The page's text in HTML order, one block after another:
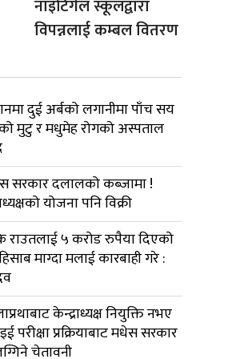
नाइटिंगेल स्कूलद्वारा
विपन्नलाई कम्बल वितरण
दुई अर्बको लगानीमा पाँच सय
मुटु र मधुमेह रोगको अस्पताल
सरकार दलालको कब्जामा !
योजना पनि विक्री
राउतलाई ५ करोड रुपैया दिएको
माग्दा मलाई कारबाही गरे :
केन्द्राध्यक्ष नियुक्ति नभए
परीक्षा प्रक्रियाबाट मधेस सरकार
चेतावनी